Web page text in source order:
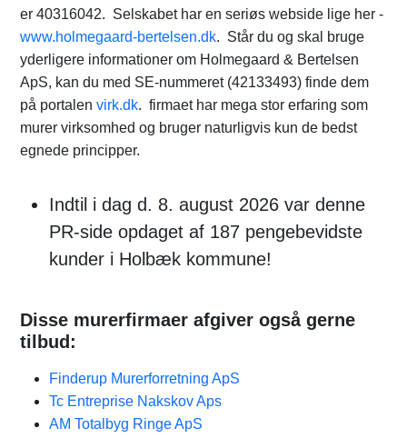
er 40316042. Selskabet har en seriøs webside lige her -
www.holmegaard-bertelsen.dk. Står du og skal bruge
yderligere informationer om Holmegaard & Bertelsen
ApS, kan du med SE-nummeret (42133493) finde dem
på portalen virk.dk. firmaet har mega stor erfaring som
murer virksomhed og bruger naturligvis kun de bedst
egnede principper.
Indtil i dag d. 8. august 2026 var denne
PR-side opdaget af 187 pengebevidste
kunder i Holbæk kommune!
Disse murerfirmaer afgiver også gerne
tilbud:
Finderup Murerforretning ApS
Tc Entreprise Nakskov Aps
AM Totalbyg Ringe ApS